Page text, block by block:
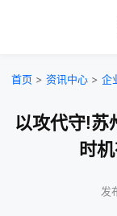
首页 > 资讯中心 > 企
以攻代守!苏
时
发